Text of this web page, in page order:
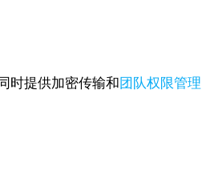
时提供加密传输和团队权限管理